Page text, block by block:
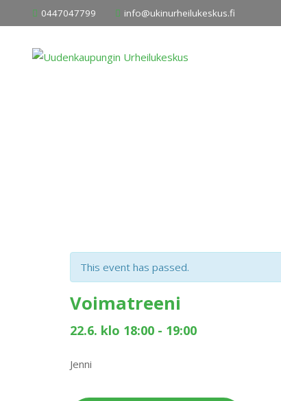
to
0447047799 info@ukinurheilukeskus.fi
This event has passed.
Voimatreeni
22.6. klo 18:00 - 19:00
Jenni